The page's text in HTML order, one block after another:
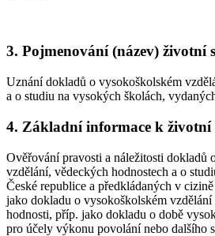
3. Pojmenování (název) životní
Uznání dokladů o vysokoškolském
a o studiu na vysokých školách,
4. Základní informace k životní
Ověřování pravosti a náležitosti dokladů
vzdělání, vědeckých hodnostech a o
České republice a předkládaných v
jako dokladu o vysokoškolském vzdělání
hodnosti, příp. jako dokladu o době
pro účely výkonu povolání nebo dalšího